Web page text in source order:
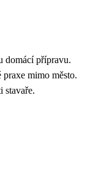
domácí přípravu.
praxe mimo město.
stavaře.